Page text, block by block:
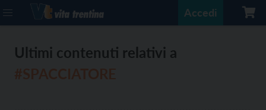
Accedi
Ultimi contenuti relativi a